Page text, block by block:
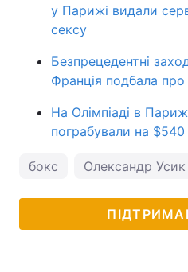
у Парижі видали
сексу
Безпрецедентні
Франція подбала про
На Олімпіаді в
пограбували на $540
бокс Олександр Усик